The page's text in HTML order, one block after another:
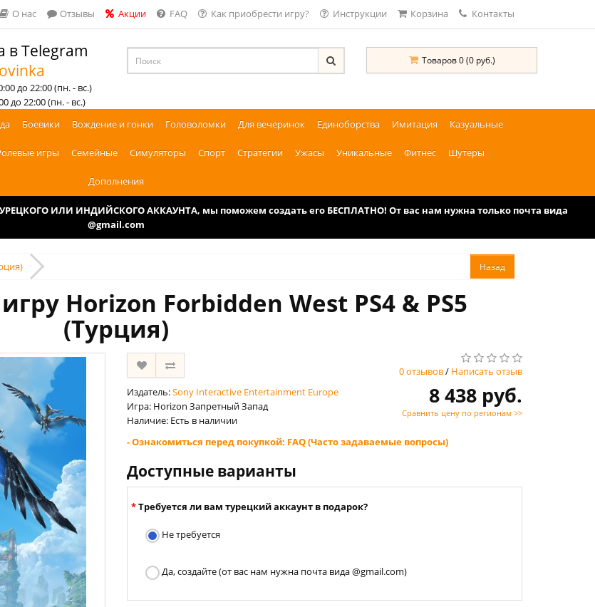
О нас Отзывы Акции FAQ Как приобрести игру? Инструкции Корзина Контакты
в Telegram
до 22:00 (пн. - вс.)
до 22:00 (пн. - вс.)
Товаров 0 (0 руб.)
Боевики Вождение и гонки Головоломки Для вечеринок Единоборства Имитация Казуальные
игры Семейные Симуляторы Спорт Стратегии Ужасы Уникальные Фитнес Шутеры
Дополнения
ИЛИ ИНДИЙСКОГО АККАУНТА, мы поможем создать его БЕСПЛАТНО! От вас нам нужна только почта вида
@gmail.com
Horizon Forbidden West PS4 & PS5
(Турция)
0 отзывов/ Написать отзыв
Издатель:Sony Interactive Entertainment Europe
Игра: Horizon Запретный Запад
Наличие: Есть в наличии
8 438 руб.
Сравнить цену по регионам >>
- Ознакомиться перед покупкой: FAQ (Часто задаваемые вопросы)
Доступные варианты
Требуется ли вам турецкий аккаунт в подарок?
Не требуется
Да, создайте (от вас нам нужна почта вида @gmail.com)